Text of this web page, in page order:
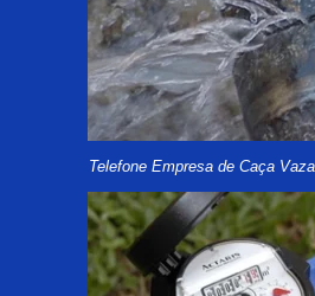
Telefone Empresa de Caça